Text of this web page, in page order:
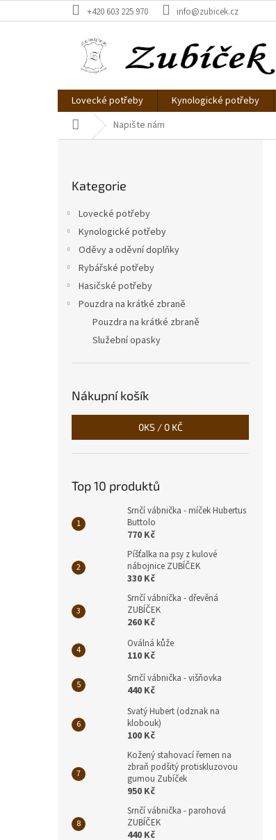
na
+420 603 225 970 info@zubicek.cz
Lovecké potřeby Kynologické potřeby
Domů Napište nám
kategorie
Kategorie
Lovecké potřeby
Kynologické potřeby
Oděvy a oděvní doplňky
Rybářské potřeby
Hasičské potřeby
Pouzdra na krátké zbraně
Pouzdra na krátké zbraně
Služební opasky
Nákupní košík
0KS / 0 KČ
Top 10 produktů
Srnčí vábnička - míček Hubertus
Buttolo
770 Kč
Píšťalka na psy z kulové
nábojnice ZUBÍČEK
330 Kč
Srnčí vábnička - dřevěná
ZUBÍČEK
260 Kč
Oválná kůže
110 Kč
Srnčí vábnička - višňovka
440 Kč
Svatý Hubert (odznak na
klobouk)
100 Kč
Kožený stahovací řemen na
zbraň podšitý protiskluzovou
gumou Zubíček
950 Kč
Srnčí vábnička - parohová
ZUBÍČEK
440 Kč